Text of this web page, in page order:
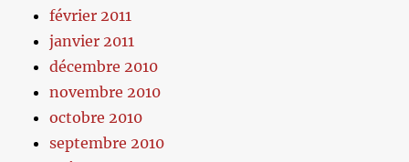
février 2011
janvier 2011
décembre 2010
novembre 2010
octobre 2010
septembre 2010